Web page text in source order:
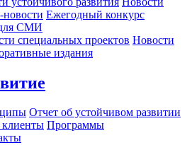
новости Ежегодный конкурс
СМИ
специальных проектов Новости
издания
Отчет об устойчивом развитии
Программы